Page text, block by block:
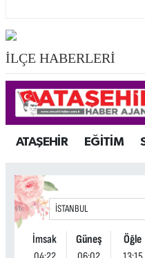
İLÇE HABERLERİ